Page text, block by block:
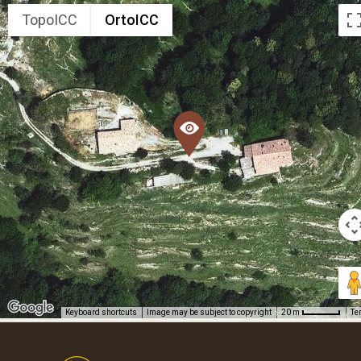
TopoICC OrtoICC
Keyboard shortcuts Image may be subject to copyright 20 m